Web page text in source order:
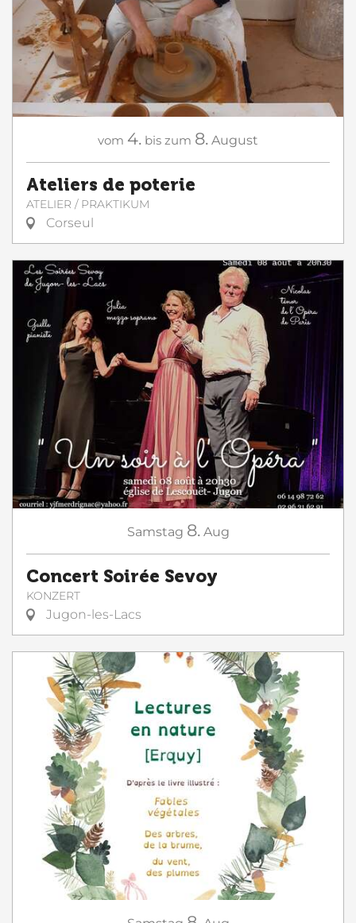
vom 4. bis zum 8. August
Ateliers de poterie
ATELIER / PRAKTIKUM
Corseul
Samstag 8. Aug
Concert Soirée Sevoy
KONZERT
Jugon-les-Lacs